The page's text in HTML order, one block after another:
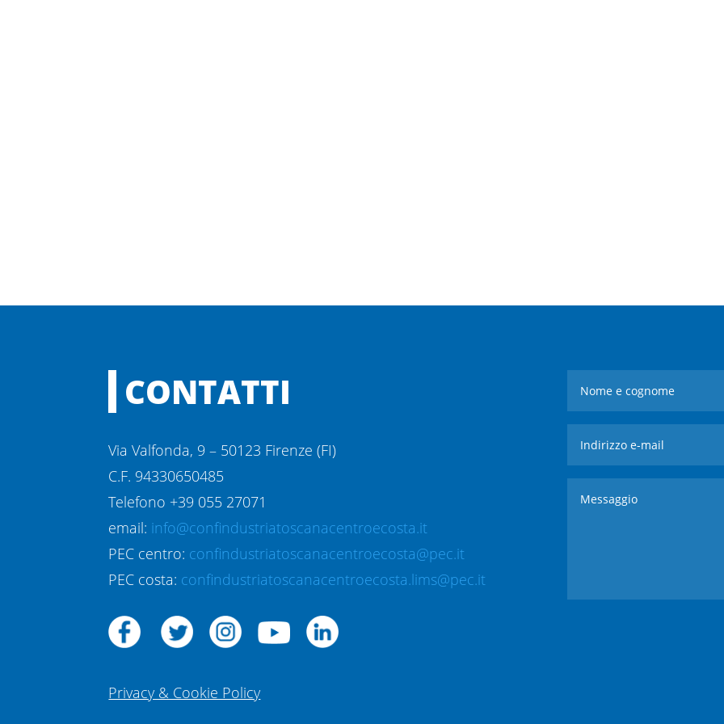
CONTATTI
Via Valfonda, 9 – 50123 Firenze (FI)
C.F. 94330650485
Telefono +39 055 27071
email: info@confindustriatoscanacentroecosta.it
PEC centro: confindustriatoscanacentroecosta@pec.it
PEC costa: confindustriatoscanacentroecosta.lims@pec.it
Privacy & Cookie Policy